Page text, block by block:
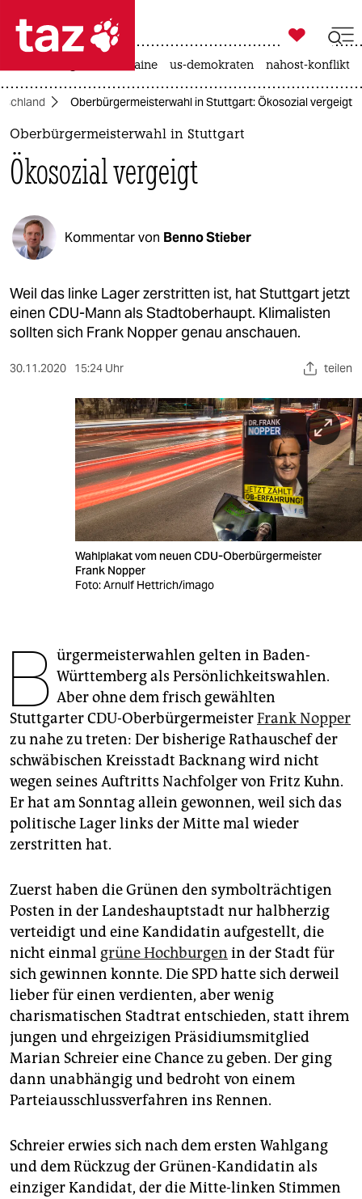
 taz zahl ich
taz zahl ich
themen
politik
öko
gesellschaft
kultur
sport
berlin
wahrheit
veranstaltungen
genossenschaft
epaper login

taz zahl ich
krieg in der ukraine us-demokraten nahost-konflikt
Oberbürgermeisterwahl in Stuttgart: Ökosozial vergeigt
Oberbürgermeisterwahl in Stuttgart
Ökosozial vergeigt
Kommentar von Benno Stieber
Weil das linke Lager zerstritten ist, hat Stuttgart jetzt
einen CDU-Mann als Stadtoberhaupt. Klimalisten
sollten sich Frank Nopper genau anschauen.
30.11.2020 15:24 Uhr teilen
Wahlplakat vom neuen CDU-Oberbürgermeister
Frank Nopper
Foto: Arnulf Hettrich/imago
B ürgermeisterwahlen gelten in Baden-
Württemberg als Persönlichkeitswahlen.
Aber ohne dem frisch gewählten
Stuttgarter CDU-OberbürgermeisterFrank Nopper
zu nahe zu treten: Der bisherige Rathauschef der
schwäbischen Kreisstadt Backnang wird nicht
wegen seines Auftritts Nachfolger von Fritz Kuhn.
Er hat am Sonntag allein gewonnen, weil sich das
politische Lager links der Mitte mal wieder
zerstritten hat.
Zuerst haben die Grünen den symbolträchtigen
Posten in der Landeshauptstadt nur halbherzig
verteidigt und eine Kandidatin aufgestellt, die
nicht einmal grüne Hochburgen in der Stadt für
sich gewinnen konnte. Die SPD hatte sich derweil
lieber für einen verdienten, aber wenig
charismatischen Stadtrat entschieden, statt ihrem
jungen und ehrgeizigen Präsidiumsmitglied
Marian Schreier eine Chance zu geben. Der ging
dann unabhängig und bedroht von einem
Parteiausschlussverfahren ins Rennen.
Schreier erwies sich nach dem ersten Wahlgang
und dem Rückzug der Grünen-Kandidatin als
einziger Kandidat, der die Mitte-linken Stimmen